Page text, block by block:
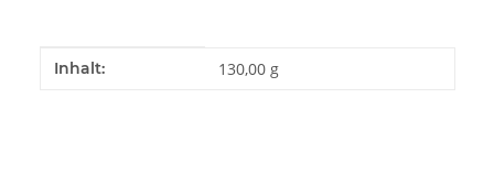
Produkteigenschaft
Wert
Inhalt: 130,00 g